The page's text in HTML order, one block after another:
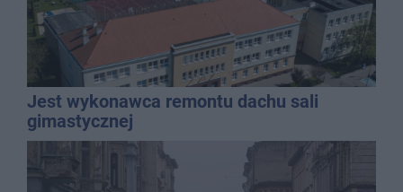
Jest wykonawca remontu dachu sali
gimastycznej